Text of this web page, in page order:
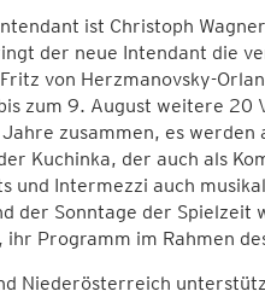
ist Christoph
der neue Intendant die
von Herzmanovsky-
zum 9. August weitere 20
zusammen, es
Kuchinka, der auch als
und Intermezzi auch
der Sonntage der
ihr Programm im Rahmen
Niederösterreich